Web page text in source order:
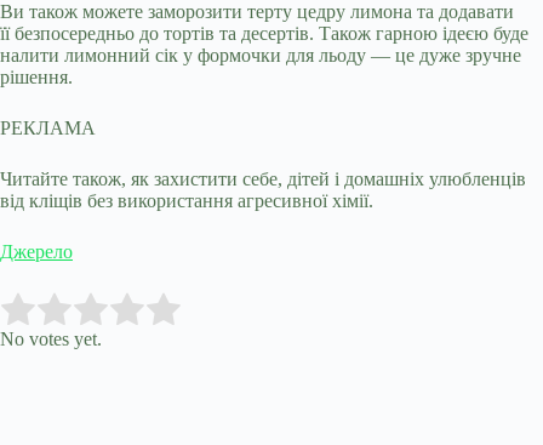
Ви також можете заморозити терту цедру лимона та додавати
її безпосередньо до тортів та десертів. Також гарною ідеєю буде
налити лимонний сік у формочки для льоду — це дуже зручне
рішення.
РЕКЛАМА
Читайте також, як захистити себе, дітей і домашніх улюбленців
від кліщів без використання агресивної хімії.
Джерело
Rate this item:
No votes yet.